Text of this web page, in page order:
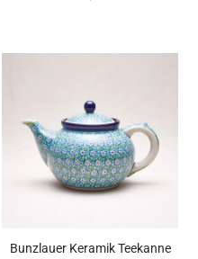
Bunzlauer Keramik Teekanne